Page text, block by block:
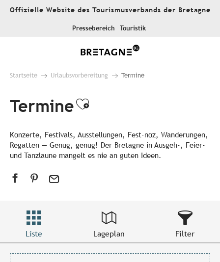
AllerOffizielle Website des Tourismusverbands der Bretagne
Pressebereich Touristik
Startseite Urlaubsvorbereitung Termine
TermineAjouter aux
Konzerte, Festivals, Ausstellungen, Fest-noz, Wanderungen,
Regatten — Genug, genug! Der Bretagne in Ausgeh-, Feier-
und Tanzlaune mangelt es nie an guten Ideen.
Liste Lageplan Filter